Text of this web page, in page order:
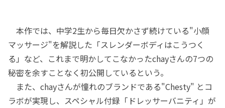
本作では、中学2生から毎日欠かさず続けている"小顔
マッサージ"を解説した「スレンダーボディはこうつく
る」など、これまで明かしてこなかったchayさんの7つの
秘密を余すことなく初公開しているという。
また、chayさんが憧れのブランドである"Chesty" とコ
ラボが実現し、スペシャル付録「ドレッサーバニティ」が